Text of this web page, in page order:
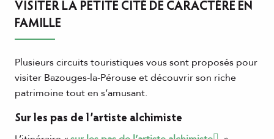
VISITER LA PETITE CITÉ DE CARACTÈRE EN
FAMILLE
Plusieurs circuits touristiques vous sont proposés pour
visiter Bazouges-la-Pérouse et découvrir son riche
patrimoine tout en s’amusant.
Sur les pas de l’artiste alchimiste